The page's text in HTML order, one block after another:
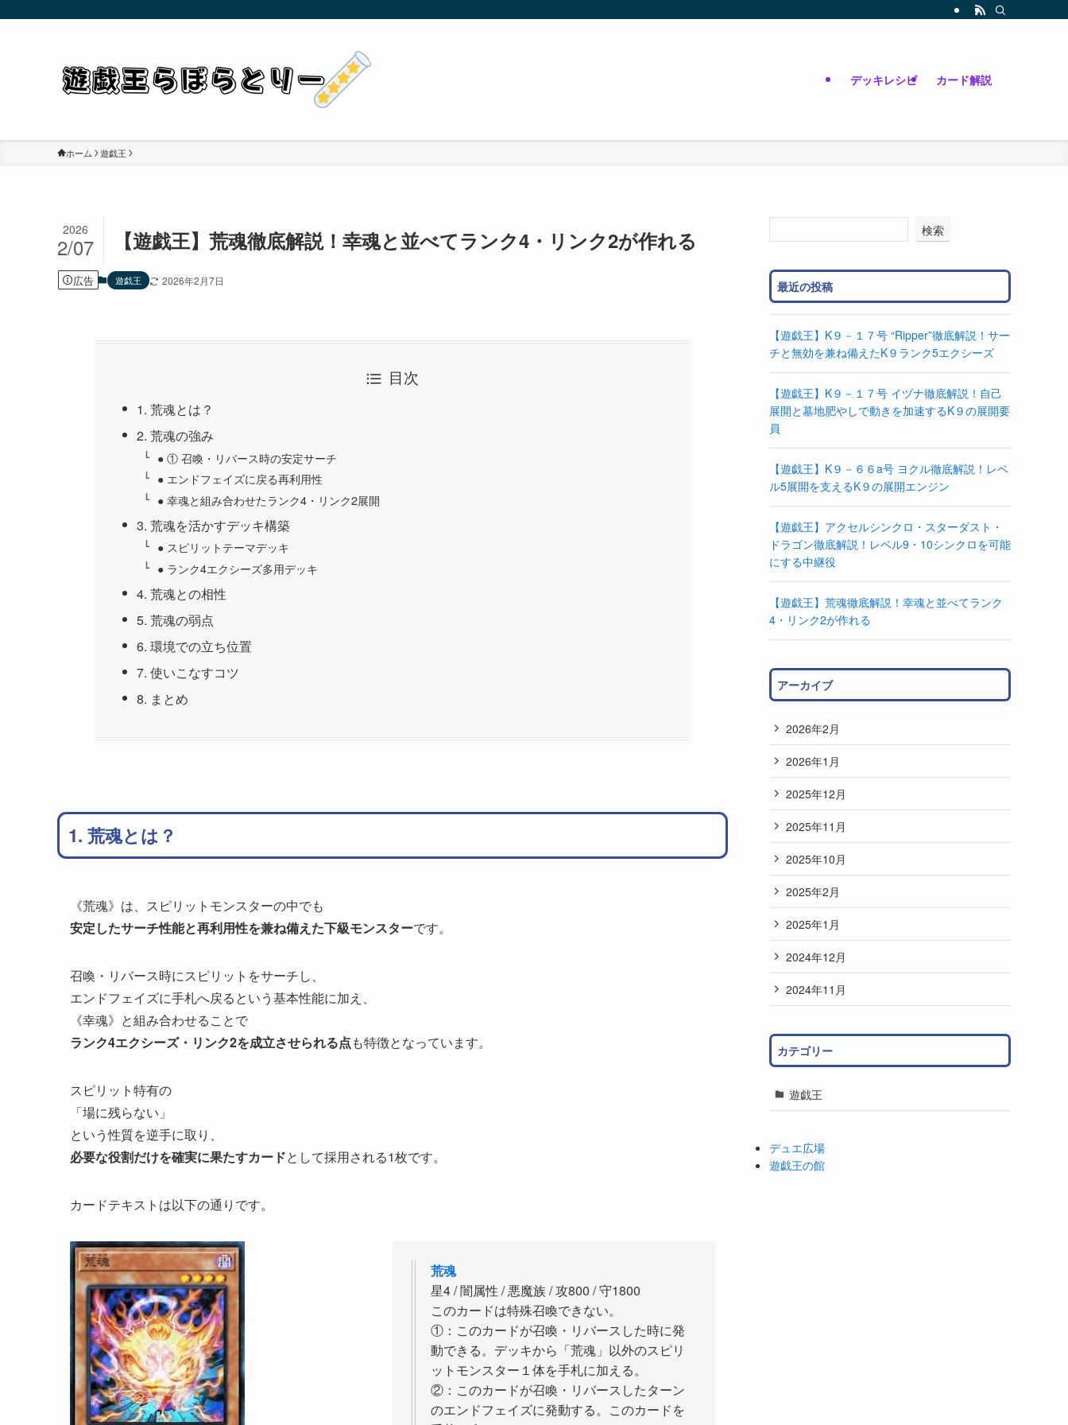
デッキレシピ カード解説
ホーム 遊戯王
【遊戯王】荒魂徹底解説！幸魂と並べてランク4・リンク2が作れる
2026
2/07
広告 遊戯王 2026年2月7日
目次
1. 荒魂とは？
2. 荒魂の強み
● ① 召喚・リバース時の安定サーチ
● エンドフェイズに戻る再利用性
● 幸魂と組み合わせたランク4・リンク2展開
3. 荒魂を活かすデッキ構築
● スピリットテーマデッキ
● ランク4エクシーズ多用デッキ
4. 荒魂との相性
5. 荒魂の弱点
6. 環境での立ち位置
7. 使いこなすコツ
8. まとめ
1. 荒魂とは？
《荒魂》は、スピリットモンスターの中でも
安定したサーチ性能と再利用性を兼ね備えた下級モンスターです。
召喚・リバース時にスピリットをサーチし、
エンドフェイズに手札へ戻るという基本性能に加え、
《幸魂》と組み合わせることで
ランク4エクシーズ・リンク2を成立させられる点も特徴となっています。
スピリット特有の
「場に残らない」
という性質を逆手に取り、
必要な役割だけを確実に果たすカードとして採用される1枚です。
カードテキストは以下の通りです。
荒魂
星4 / 闇属性 / 悪魔族 / 攻800 / 守1800
このカードは特殊召喚できない。
①：このカードが召喚・リバースした時に発
動できる。デッキから「荒魂」以外のスピリ
ットモンスター１体を手札に加える。
②：このカードが召喚・リバースしたターン
のエンドフェイズに発動する。このカードを
検索
最近の投稿
【遊戯王】K９－１７号 “Ripper”徹底解説！サー
チと無効を兼ね備えたK９ランク5エクシーズ
【遊戯王】K９－１７号 イヅナ徹底解説！自己
展開と墓地肥やしで動きを加速するK９の展開要
員
【遊戯王】K９－６６a号 ヨクル徹底解説！レベ
ル5展開を支えるK９の展開エンジン
【遊戯王】アクセルシンクロ・スターダスト・
ドラゴン徹底解説！レベル9・10シンクロを可能
にする中継役
【遊戯王】荒魂徹底解説！幸魂と並べてランク
4・リンク2が作れる
アーカイブ
2026年2月
2026年1月
2025年12月
2025年11月
2025年10月
2025年2月
2025年1月
2024年12月
2024年11月
カテゴリー
遊戯王
デュエ広場
遊戯王の館